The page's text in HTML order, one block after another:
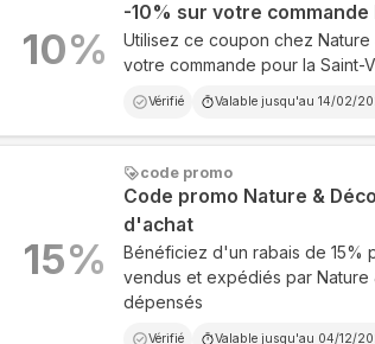
-10% sur votre
Utilisez ce coupon chez
votre commande pour la Saint-
Vérifié Valable jusqu'au 14/02/
10%
code promo
Code promo Nature &
d'achat
Bénéficiez d'un rabais de 15%
vendus et expédiés par
dépensés
Vérifié Valable jusqu'au 04/12/
15%